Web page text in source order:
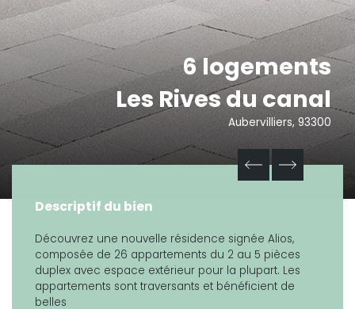
6 logements
Les Rives du canal
Aubervilliers, 93300
Descriptif du bien
Découvrez une nouvelle résidence signée Alios,
composée de 26 appartements du 2 au 5 pièces
duplex avec espace extérieur pour la plupart. Les
appartements sont traversants et bénéficient de
belles